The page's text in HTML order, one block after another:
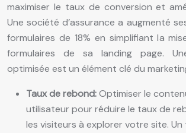
maximiser le taux de conversion et
Une société d’assurance a augmenté
formulaires de 18% en simplifiant la
formulaires de sa landing page.
optimisée est un élément clé du
Taux de rebond:Optimiser le
utilisateur pour réduire le taux de
les visiteurs à explorer votre site.